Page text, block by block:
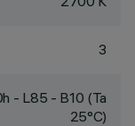
3
- L85 - B10 (Ta
25°C)